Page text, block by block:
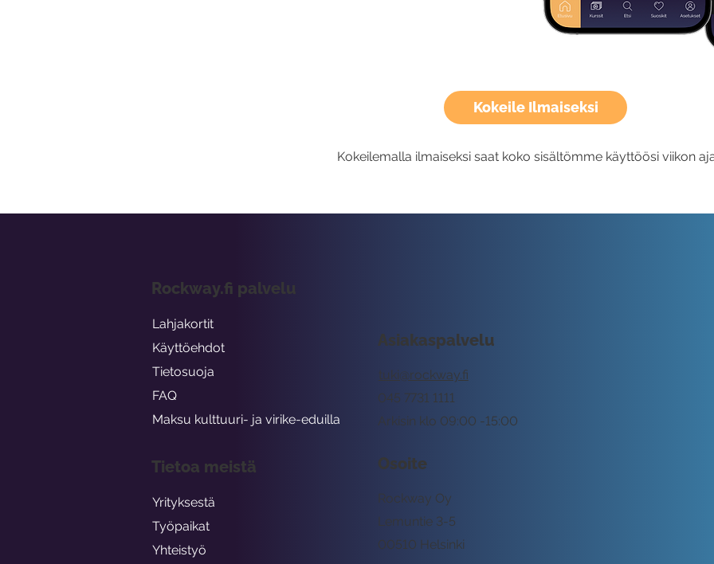
Kokeile Ilmaiseksi
Kokeilemalla ilmaiseksi saat koko sisältömme käyttöösi viikon
Asiakaspalvelu
tuki@rockway.fi
Arkisin klo 09:00 -15:00
045 7731 1111
Osoite
Rockway Oy
Lemuntie 3-5
00510 Helsinki
Rockway.fi palvelu
Lahjakortit
Käyttöehdot
Tietosuoja
FAQ
Maksu kulttuuri- ja virike-eduilla
Tietoa meistä
Yrityksestä
Työpaikat
Yhteistyö